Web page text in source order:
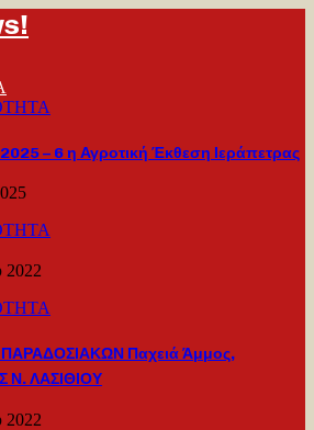
– 6 η Αγροτική Έκθεση Ιεράπετρας
2022
Παχειά Άμμος,
Ν. ΛΑΣΙΘΙΟΥ
2022